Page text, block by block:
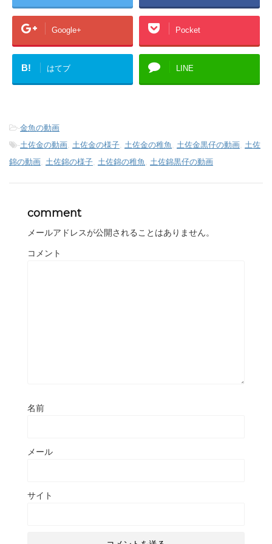
Google+ Pocket
B! はてブ LINE
-金魚の動画
-土佐金の動画 土佐金の様子 土佐金の稚魚 土佐金黒仔の動画 土佐
錦の動画 土佐錦の様子 土佐錦の稚魚 土佐錦黒仔の動画
comment
メールアドレスが公開されることはありません。
コメント
名前
メール
サイト